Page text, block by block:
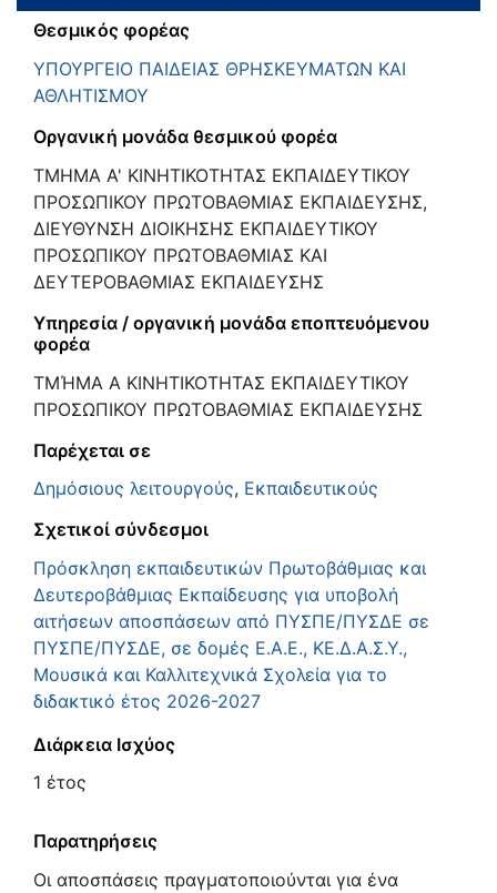
Θεσμικός φορέας
ΥΠΟΥΡΓΕΙΟ ΠΑΙΔΕΙΑΣ ΘΡΗΣΚΕΥΜΑΤΩΝ ΚΑΙ
ΑΘΛΗΤΙΣΜΟΥ
Οργανική μονάδα θεσμικού φορέα
ΤΜΗΜΑ Α' ΚΙΝΗΤΙΚΟΤΗΤΑΣ ΕΚΠΑΙΔΕΥΤΙΚΟΥ
ΠΡΟΣΩΠΙΚΟΥ ΠΡΩΤΟΒΑΘΜΙΑΣ ΕΚΠΑΙΔΕΥΣΗΣ,
ΔΙΕΥΘΥΝΣΗ ΔΙΟΙΚΗΣΗΣ ΕΚΠΑΙΔΕΥΤΙΚΟΥ
ΠΡΟΣΩΠΙΚΟΥ ΠΡΩΤΟΒΑΘΜΙΑΣ ΚΑΙ
ΔΕΥΤΕΡΟΒΑΘΜΙΑΣ ΕΚΠΑΙΔΕΥΣΗΣ
Υπηρεσία / οργανική μονάδα εποπτευόμενου
φορέα
ΤΜΉΜΑ Α ΚΙΝΗΤΙΚΟΤΗΤΑΣ ΕΚΠΑΙΔΕΥΤΙΚΟΥ
ΠΡΟΣΩΠΙΚΟΥ ΠΡΩΤΟΒΑΘΜΙΑΣ ΕΚΠΑΙΔΕΥΣΗΣ
Παρέχεται σε
Δημόσιους λειτουργούς, Εκπαιδευτικούς
Σχετικοί σύνδεσμοι
Πρόσκληση εκπαιδευτικών Πρωτοβάθμιας και
Δευτεροβάθμιας Εκπαίδευσης για υποβολή
αιτήσεων αποσπάσεων από ΠΥΣΠΕ/ΠΥΣΔΕ σε
ΠΥΣΠΕ/ΠΥΣΔΕ, σε δομές Ε.Α.Ε., ΚΕ.Δ.Α.Σ.Υ.,
Μουσικά και Καλλιτεχνικά Σχολεία για το
διδακτικό έτος 2026-2027
Διάρκεια Ισχύος
1 έτος
Παρατηρήσεις
Οι αποσπάσεις πραγματοποιούνται για ένα